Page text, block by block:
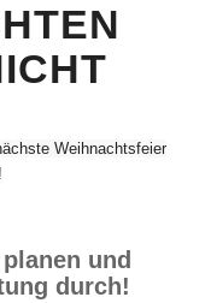
Weihnachtsfeier
und
durch!